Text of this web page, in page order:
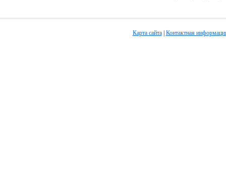
Карта сайта| Контактная